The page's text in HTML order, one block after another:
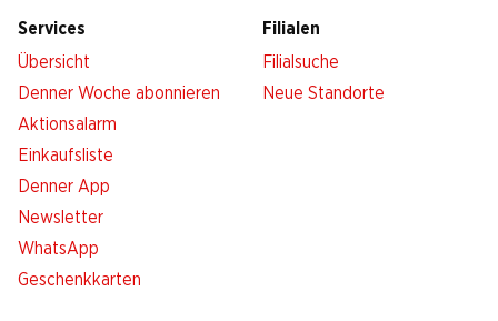
Services
Übersicht
Denner Woche abonnieren
Aktionsalarm
Einkaufsliste
Denner App
Newsletter
WhatsApp
Geschenkkarten
Filialen
Filialsuche
Neue Standorte